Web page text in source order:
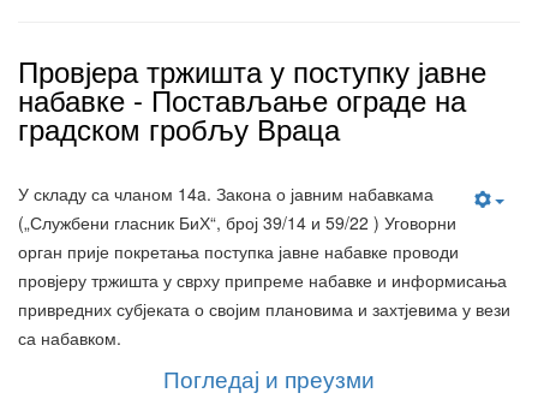
Провјера тржишта у поступку јавне
набавке - Постављање ограде на
градском гробљу Враца
У складу са чланом 14a. Закона о јавним набавкама
(„Службени гласник БиХ“, број 39/14 и 59/22 ) Уговорни
орган прије покретања поступка јавне набавке проводи
провјеру тржишта у сврху припреме набавке и информисања
привредних субјеката о својим плановима и захтјевима у вези
са набавком.
Погледај и преузми